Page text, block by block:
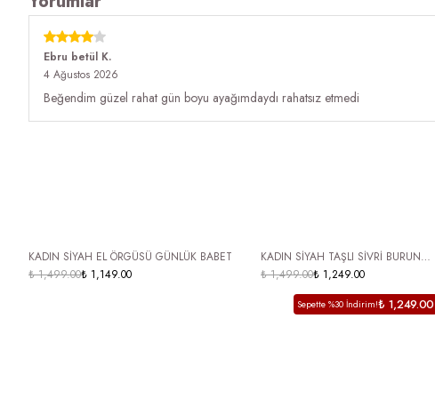
Ebru betül K.
4 Ağustos 2026
Beğendim güzel rahat gün boyu ayağımdaydı rahatsız etmedi
ÜCRETSİZ KARGO
KADIN SİYAH EL ÖRGÜSÜ GÜNLÜK BABET
₺ 1,499.00₺ 1,149.00
ÜCRETSİZ KARGO
KADIN SİYAH TAŞLI SİVRİ BURUN
SLİNGBACK BABET ŞIK ARKASI AÇIK
AYAKKABI MENİVA
₺ 1,499.00₺ 1,249.00
Sepette %30 İndirim!₺ 1,249.00